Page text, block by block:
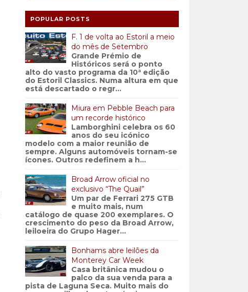
POPULAR POSTS
F. 1 de volta ao Estoril a meio
do mês de Setembro
Grande Prémio de
Históricos será o ponto
alto do vasto programa da 10ª edição
do Estoril Classics. Numa altura em que
está descartado o regr...
Miura em Pebble Beach para
um recorde histórico
Lamborghini celebra os 60
anos do seu icónico
modelo com a maior reunião de
sempre. Alguns automóveis tornam-se
ícones. Outros redefinem a h...
Broad Arrow oficial no
exclusivo “The Quail”
Um par de Ferrari 275 GTB
e muito mais, num
catálogo de quase 200 exemplares. O
crescimento do peso da Broad Arrow,
leiloeira do Grupo Hager...
Bonhams abre leilões da
Monterey Car Week
Casa britânica mudou o
palco da sua venda para a
pista de Laguna Seca. Muito mais do